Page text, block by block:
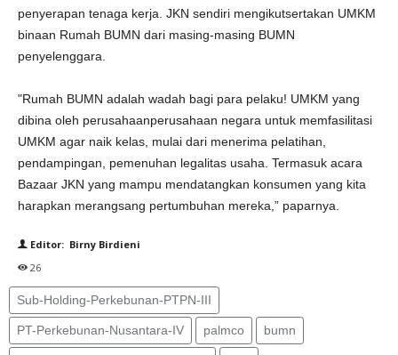
penyerapan tenaga kerja. JKN sendiri mengikutsertakan UMKM
binaan Rumah BUMN dari masing-masing BUMN
penyelenggara.
"Rumah BUMN adalah wadah bagi para pelaku! UMKM yang
dibina oleh perusahaanperusahaan negara untuk memfasilitasi
UMKM agar naik kelas, mulai dari menerima pelatihan,
pendampingan, pemenuhan legalitas usaha. Termasuk acara
Bazaar JKN yang mampu mendatangkan konsumen yang kita
harapkan merangsang pertumbuhan mereka,” paparnya.
Editor: Birny Birdieni
26
Sub-Holding-Perkebunan-PTPN-III
PT-Perkebunan-Nusantara-IV palmco bumn